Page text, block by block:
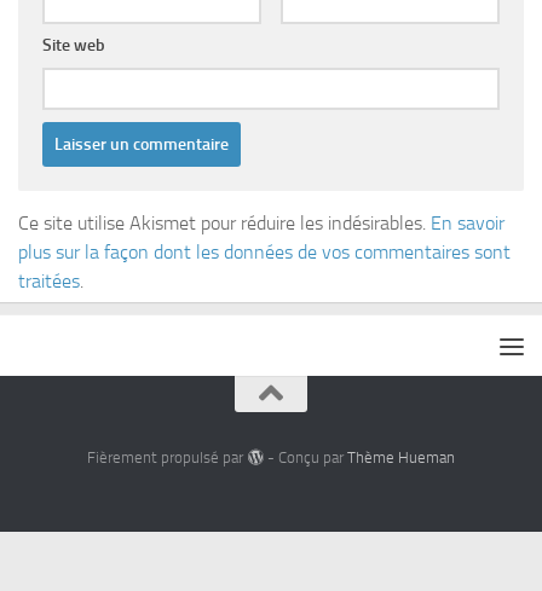
Site web
Ce site utilise Akismet pour réduire les indésirables. En savoir
plus sur la façon dont les données de vos commentaires sont
traitées.
Fièrement propulsé par - Conçu par Thème Hueman